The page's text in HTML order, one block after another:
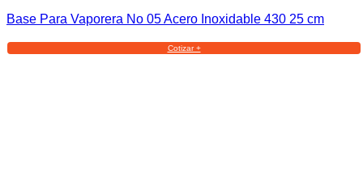
Base Para Vaporera No 05 Acero Inoxidable 430 25 cm
Cotizar +